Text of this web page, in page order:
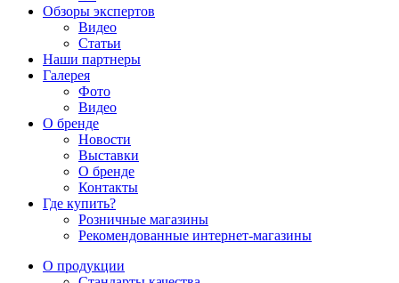
Обзоры экспертов
Видео
Статьи
Наши партнеры
Галерея
Фото
Видео
О бренде
Новости
Выставки
О бренде
Контакты
Где купить?
Розничные магазины
Рекомендованные интернет-магазины
О продукции